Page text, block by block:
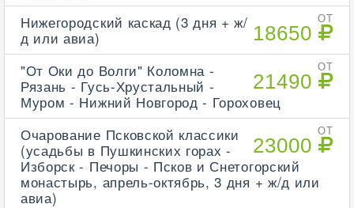
ОТ
18650
Нижегородский каскад (3 дня + ж/
д или авиа)
ОТ
21490
"От Оки до Волги" Коломна -
Рязань - Гусь-Хрустальный -
Муром - Нижний Новгород - Гороховец
ОТ
23000
Очарование Псковской классики
(усадьбы в Пушкинских горах -
Изборск - Печоры - Псков и Снетогорский
монастырь, апрель-октябрь, 3 дня + ж/д или
авиа)